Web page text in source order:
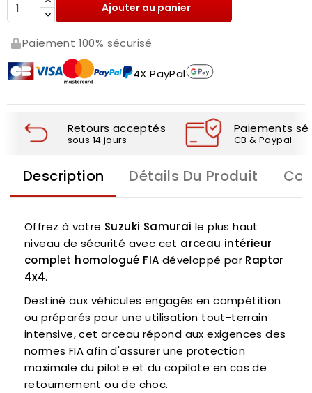
Ajouter au panier
Paiement 100% sécurisé
4X PayPal
Retours acceptés
sous 14 jours
Paiements
CB & Paypal
Description Détails Du Produit
Offrez à votre Suzuki Samurai le plus haut
niveau de sécurité avec cet arceau intérieur
complet homologué FIA développé par Raptor
4x4.
Destiné aux véhicules engagés en compétition
ou préparés pour une utilisation tout-terrain
intensive, cet arceau répond aux exigences des
normes FIA afin d'assurer une protection
maximale du pilote et du copilote en cas de
retournement ou de choc.